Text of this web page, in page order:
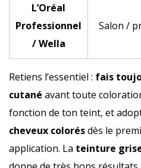
L’Oréal
Professionnel
/ Wella
Salon /
Retiens l’essentiel : fais
cutané avant toute
fonction de ton teint, et
cheveux colorésdès le
application. La teinture